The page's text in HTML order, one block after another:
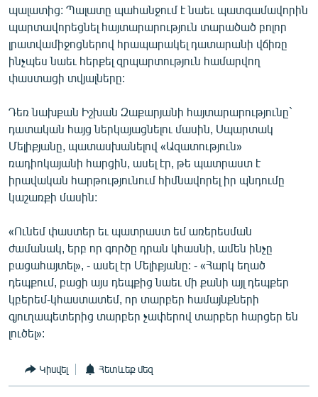
պալատից: Պալատը պահանջում է նաեւ պատգամավորին
պարտավորեցնել հայտարարություն տարածած բոլոր
լրատվամիջոցներով հրապարակել դատարանի վճիռը
ինչպես նաեւ հերքել զրպարտություն համարվող
փաստացի տվյալները:
Դեռ նախքան Իշխան Զաքարյանի հայտարարությունը`
դատական հայց ներկայացնելու մասին, Սպարտակ
Մելիքյանը, պատասխանելով «Ազատություն»
ռադիոկայանի հարցին, ասել էր, թե պատրաստ է
իրավական հարթությունում հիմնավորել իր պնդումը
կաշառքի մասին:
«Ունեմ փաստեր եւ պատրաստ եմ առերեսման
ժամանակ, երբ որ գործը դրան կհասնի, ամեն ինչը
բացահայտել», - ասել էր Մելիքյանը: - «Հարկ եղած
դեպքում, բացի այս դեպքից նաեւ մի քանի այլ դեպքեր
կբերեմ-կհաստատեմ, որ տարբեր համայնքների
գյուղապետերից տարբեր չափերով տարբեր հարցեր են
լուծել»:
Կիսվել Հետևեք մեզ